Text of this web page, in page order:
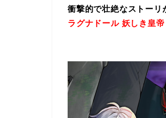
衝撃的で壮絶なストーリ
ラグナドール 妖しき皇